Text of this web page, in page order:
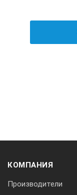
КОМПАНИЯ
Производители